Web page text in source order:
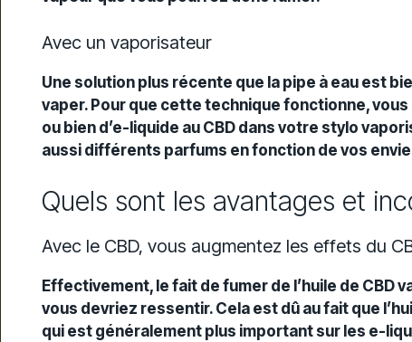
Avec un vaporisateur
Une solution plus récente que la pipe à eau est
vaper. Pour que cette technique fonctionne,
ou bien d’e-liquide au CBD dans votre stylo
aussi différents parfums en fonction de vos
Quels sont les avantages et
Avec le CBD, vous augmentez les effets du
Effectivement, le fait de fumer de l’huile de
vous devriez ressentir. Cela est dû au fait que
qui est généralement plus important sur les e-